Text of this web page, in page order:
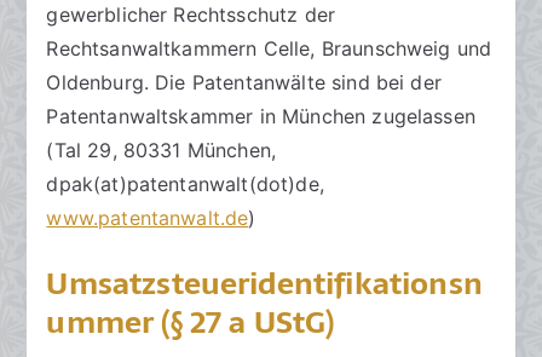
gewerblicher Rechtsschutz der
Rechtsanwaltkammern Celle, Braunschweig und
Oldenburg. Die Patentanwälte sind bei der
Patentanwaltskammer in München zugelassen
(Tal 29, 80331 München,
dpak(at)patentanwalt(dot)de,
www.patentanwalt.de)
Umsatzsteueridentifikationsn
ummer (§ 27 a UStG)